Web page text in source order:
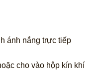
ánh nắng trực tiếp
cho vào hộp kín khí